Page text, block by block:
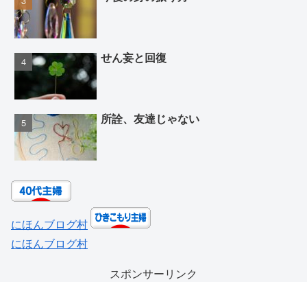
せん妄と回復
所詮、友達じゃない
にほんブログ村
にほんブログ村
スポンサーリンク